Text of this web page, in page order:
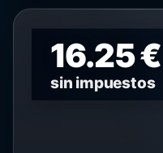
16.25 €
sin impuestos